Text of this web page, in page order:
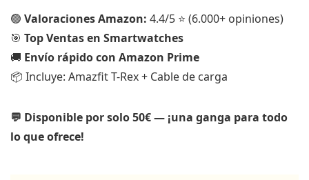
🟢 Valoraciones Amazon: 4.4/5 ⭐️ (6.000+ opiniones)
🎯 Top Ventas en Smartwatches
🚚 Envío rápido con Amazon Prime
📦 Incluye: Amazfit T-Rex + Cable de carga
💬 Disponible por solo 50€ — ¡una ganga para todo
lo que ofrece!